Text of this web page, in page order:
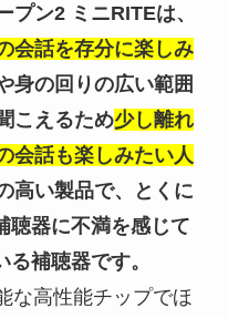
プン2 ミニRITEは、
会話を存分に楽しみ
身の回りの広い範囲
こえるため少し離れ
会話も楽しみたい人
高い製品で、とくに
聴器に不満を感じて
補聴器です。
な高性能チップでほ